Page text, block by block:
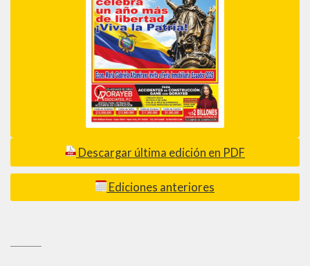
Descargar última edición en PDF
Ediciones anteriores